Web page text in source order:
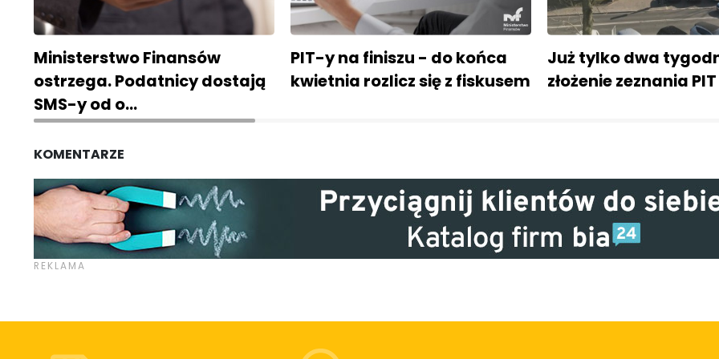
Ministerstwo Finansów
ostrzega. Podatnicy dostają
SMS-y od o…
PIT-y na finiszu - do końca
kwietnia rozlicz się z fiskusem
Już tylko dwa
złożenie zeznania PIT
KOMENTARZE